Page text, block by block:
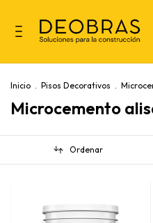
Inicio . Pisos Decorativos .
Microcemento
Ordenar